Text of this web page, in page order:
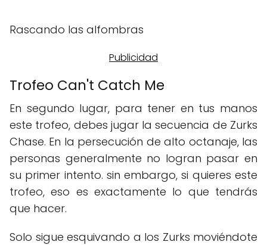
Rascando las alfombras
Trofeo Can't Catch Me
En segundo lugar, para tener en tus manos
este trofeo, debes jugar la secuencia de Zurks
Chase. En la persecución de alto octanaje, las
personas generalmente no logran pasar en
su primer intento. sin embargo, si quieres este
trofeo, eso es exactamente lo que tendrás
que hacer.
Solo sigue esquivando a los Zurks moviéndote